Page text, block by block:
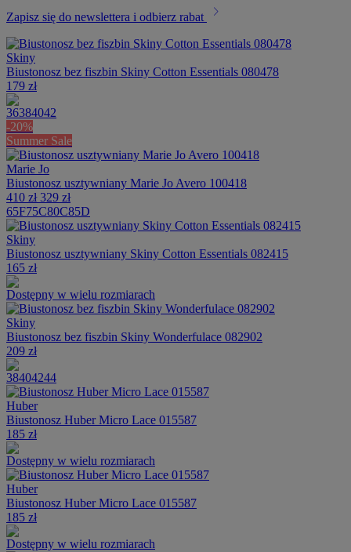
Zapisz się do newslettera i odbierz rabat chevron_right
Skiny
Biustonosz bez fiszbin Skiny Cotton Essentials 080478
179 zł
36384042
-20%
Summer Sale
Marie Jo
Biustonosz usztywniany Marie Jo Avero 100418
410 zł 329 zł
65F75C80C85D
Skiny
Biustonosz usztywniany Skiny Cotton Essentials 082415
165 zł
Dostępny w wielu rozmiarach
Skiny
Biustonosz bez fiszbin Skiny Wonderfulace 082902
209 zł
38404244
Huber
Biustonosz Huber Micro Lace 015587
185 zł
Dostępny w wielu rozmiarach
Huber
Biustonosz Huber Micro Lace 015587
185 zł
Dostępny w wielu rozmiarach